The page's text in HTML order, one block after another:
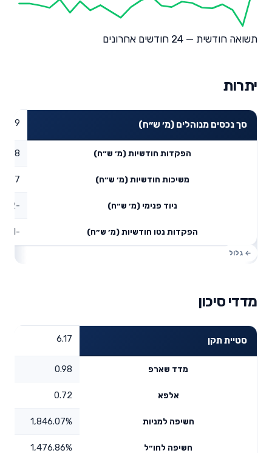
תשואה חודשית — 24 חודשים אחרונים
יתרות
סך נכסים מנוהלים (מ׳ ש״ח)
הפקדות חודשיות (מ׳ ש״ח)
משיכות חודשיות (מ׳ ש״ח)
ניוד פנימי (מ׳ ש״ח) -73.42
הפקדות נטו חודשיות (מ׳ ש״ח) -61.01
מדדי סיכון
סטיית תקן 6.17
מדד שארפ 0.98
אלפא 0.72
חשיפה למניות 1,846.07%
חשיפה לחו״ל 1,476.86%